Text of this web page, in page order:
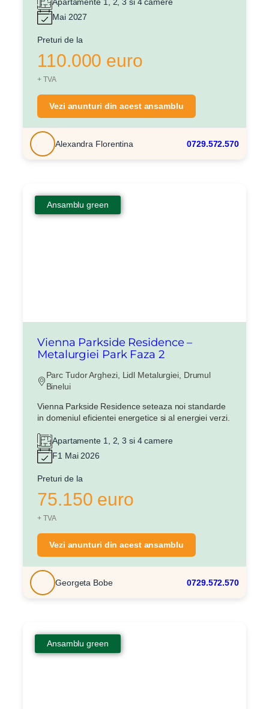
Mai 2027
Preturi de la
110.000 euro
+ TVA
Vezi anunturi din acest ansamblu
Alexandra Florentina 0729.572.570
Ansamblu green
Vienna Parkside Residence –
Metalurgiei Park Faza 2
Parc Tudor Arghezi, Lidl Metalurgiei, Drumul
Binelui
Vienna Parkside Residence seteaza noi standarde
in domeniul eficientei energetice si al energiei verzi.
Apartamente 1, 2, 3 si 4 camere
F1 Mai 2026
Preturi de la
75.150 euro
+ TVA
Vezi anunturi din acest ansamblu
Georgeta Bobe 0729.572.570
Ansamblu green
Mesaj
SudRezidential.ro
Sunt de acord cuprelucrarea datelor cu caracter personal